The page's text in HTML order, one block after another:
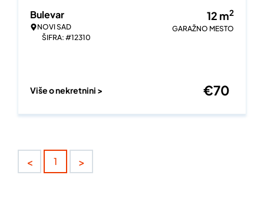
Bulevar
NOVI SAD
ŠIFRA: #12310
12 m2
GARAŽNO MESTO
Više o nekretnini > €70
< 1 >